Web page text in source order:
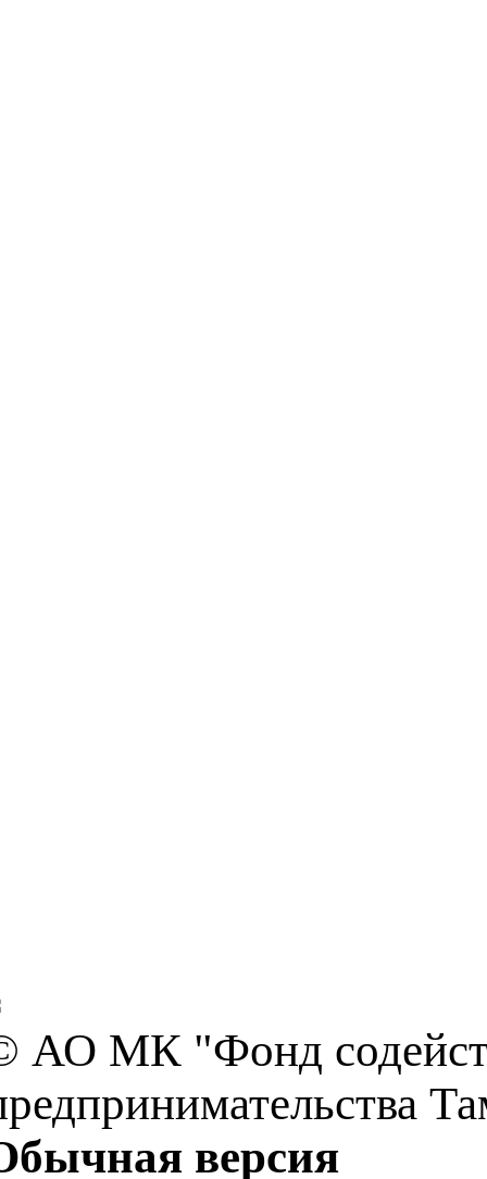
АО МК "Фонд
версия